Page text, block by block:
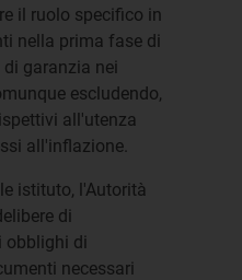
il ruolo specifico in
nella prima fase di
garanzia nei
escludendo,
all'utenza
all'inflazione.
istituto, l'Autorità
di
obblighi di
necessari